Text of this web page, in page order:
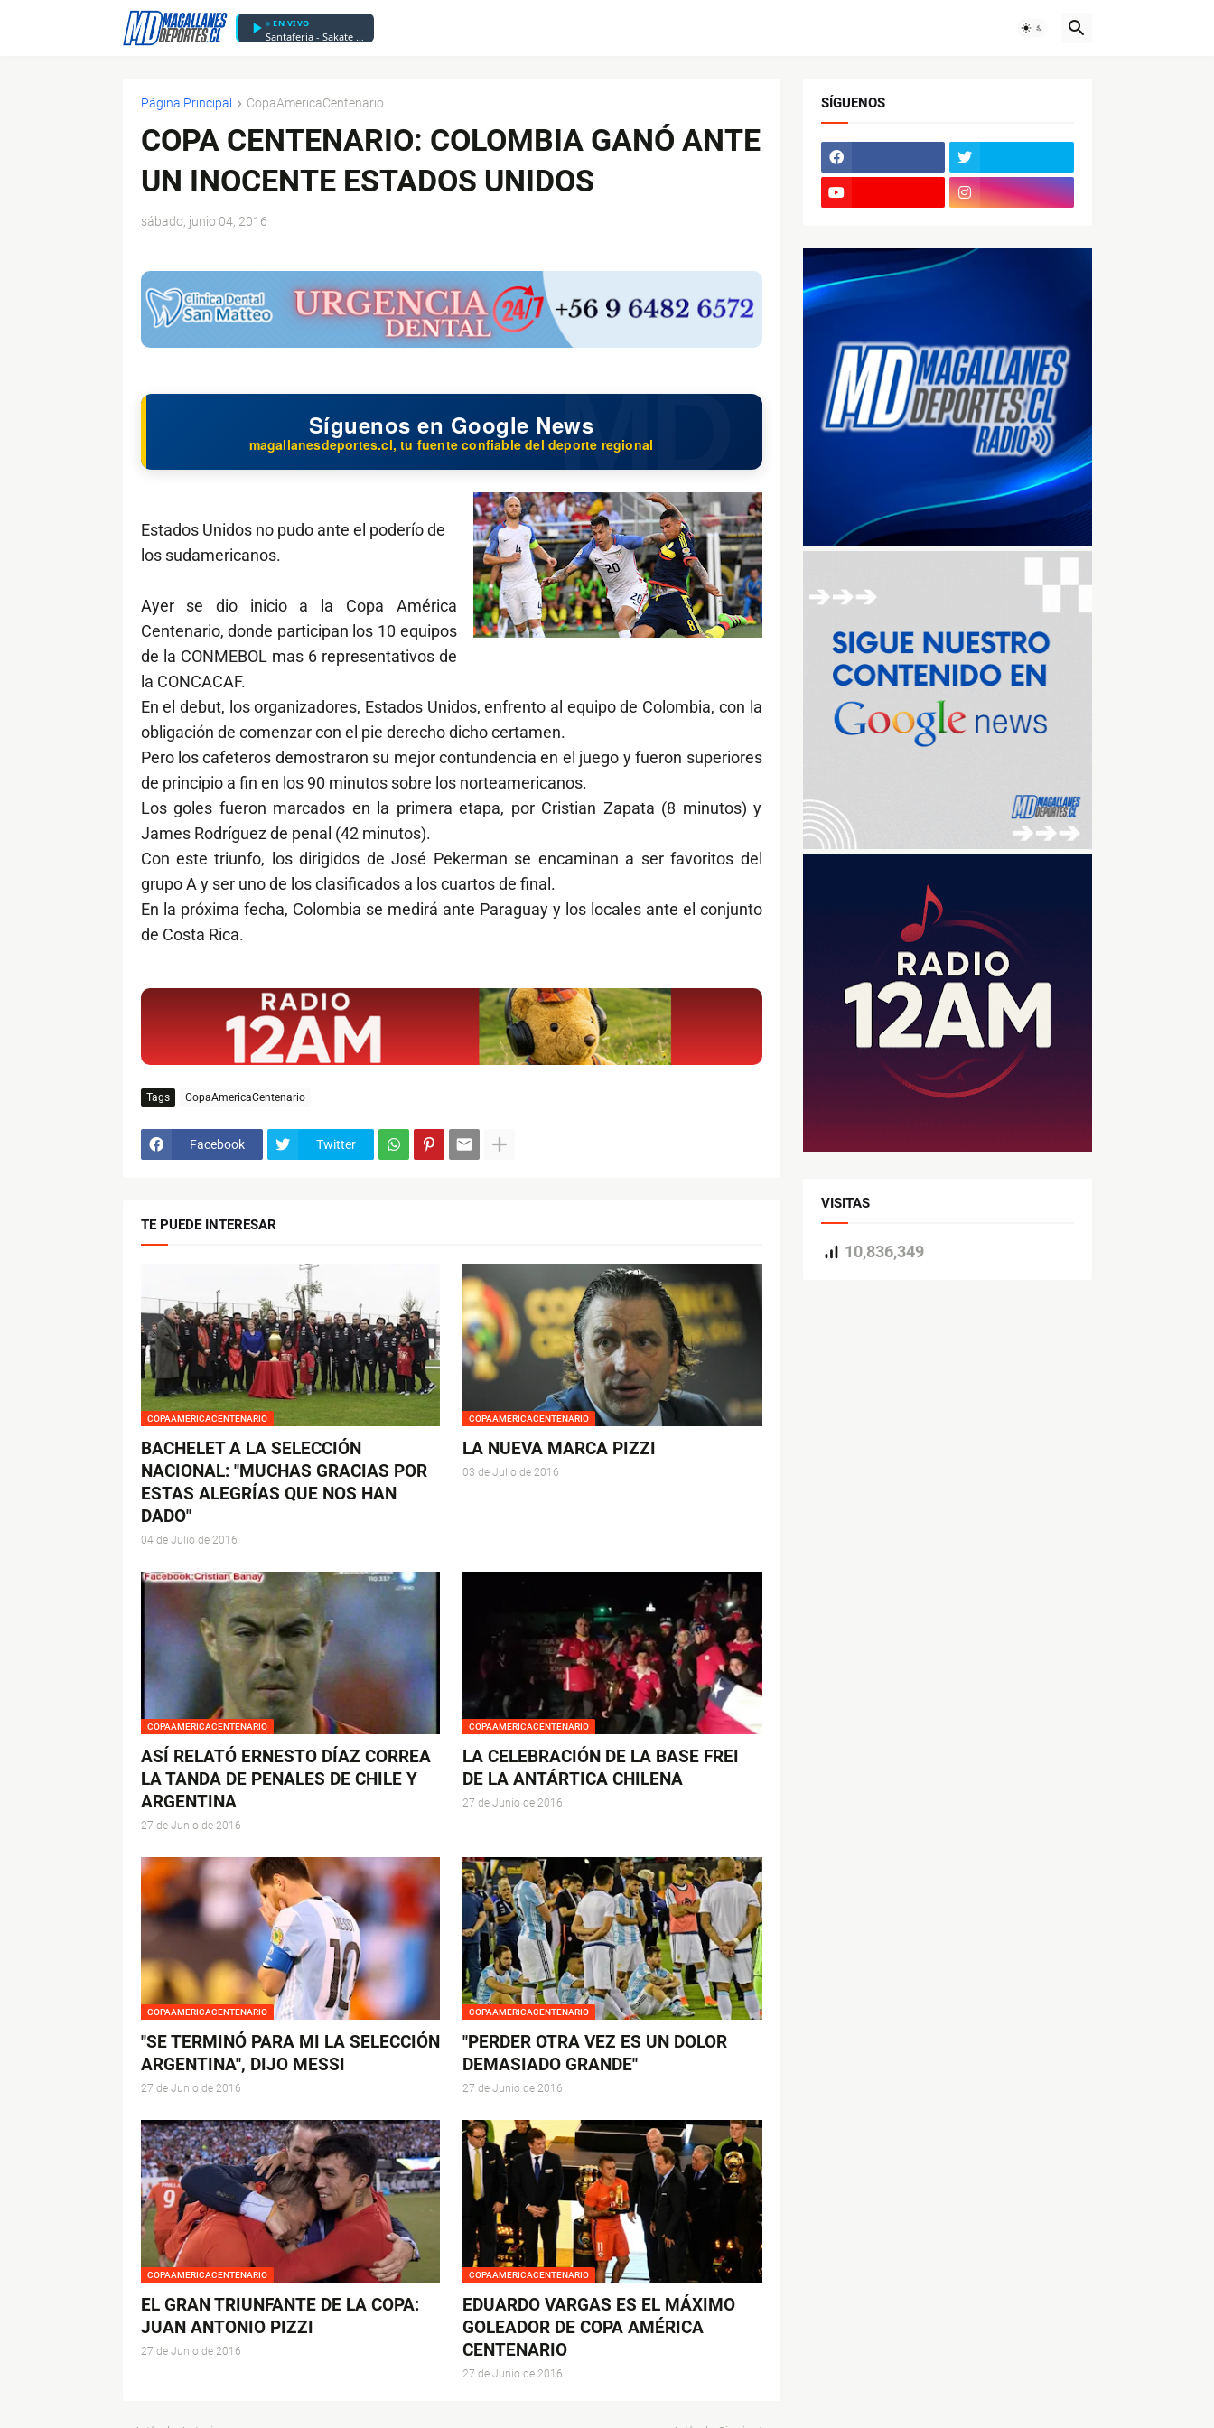
EN VIVO
Santaferia - Sakate Uno
Página Principal CopaAmericaCentenario
COPA CENTENARIO: COLOMBIA GANÓ ANTE
UN INOCENTE ESTADOS UNIDOS
sábado, junio 04, 2016
Síguenos en Google News
magallanesdeportes.cl, tu fuente confiable del deporte regional
Estados Unidos no pudo ante el poderío de
los sudamericanos.
Ayer se dio inicio a la Copa América
Centenario, donde participan los 10 equipos
de la CONMEBOL mas 6 representativos de
la CONCACAF.
En el debut, los organizadores, Estados Unidos, enfrento al equipo de Colombia, con la
obligación de comenzar con el pie derecho dicho certamen.
Pero los cafeteros demostraron su mejor contundencia en el juego y fueron superiores
de principio a fin en los 90 minutos sobre los norteamericanos.
Los goles fueron marcados en la primera etapa, por Cristian Zapata (8 minutos) y
James Rodríguez de penal (42 minutos).
Con este triunfo, los dirigidos de José Pekerman se encaminan a ser favoritos del
grupo A y ser uno de los clasificados a los cuartos de final.
En la próxima fecha, Colombia se medirá ante Paraguay y los locales ante el conjunto
de Costa Rica.
Tags CopaAmericaCentenario
Facebook Twitter
TE PUEDE INTERESAR
COPAAMERICACENTENARIO
BACHELET A LA SELECCIÓN
NACIONAL: "MUCHAS GRACIAS POR
ESTAS ALEGRÍAS QUE NOS HAN
DADO"
04 de Julio de 2016
COPAAMERICACENTENARIO
LA NUEVA MARCA PIZZI
03 de Julio de 2016
COPAAMERICACENTENARIO
ASÍ RELATÓ ERNESTO DÍAZ CORREA
LA TANDA DE PENALES DE CHILE Y
ARGENTINA
27 de Junio de 2016
COPAAMERICACENTENARIO
LA CELEBRACIÓN DE LA BASE FREI
DE LA ANTÁRTICA CHILENA
27 de Junio de 2016
COPAAMERICACENTENARIO
"SE TERMINÓ PARA MI LA SELECCIÓN
ARGENTINA", DIJO MESSI
27 de Junio de 2016
COPAAMERICACENTENARIO
"PERDER OTRA VEZ ES UN DOLOR
DEMASIADO GRANDE"
27 de Junio de 2016
COPAAMERICACENTENARIO
EL GRAN TRIUNFANTE DE LA COPA:
JUAN ANTONIO PIZZI
27 de Junio de 2016
COPAAMERICACENTENARIO
EDUARDO VARGAS ES EL MÁXIMO
GOLEADOR DE COPA AMÉRICA
CENTENARIO
27 de Junio de 2016
SÍGUENOS
VISITAS
10,836,349